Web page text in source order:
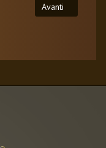
Articolo
Avanti